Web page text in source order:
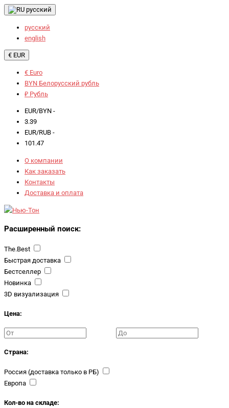
русский
русский
english
€ EUR
€ Euro
BYN Белорусский рубль
₽ Рубль
EUR/BYN -
3.39
EUR/RUB -
101.47
О компании
Как заказать
Контакты
Доставка и оплата
Расширенный поиск:
The.Best
Быстрая доставка
Бестселлер
Новинка
3D визуализация
Цена:
Страна:
Россия (доставка только в РБ)
Европа
Кол-во на складе: